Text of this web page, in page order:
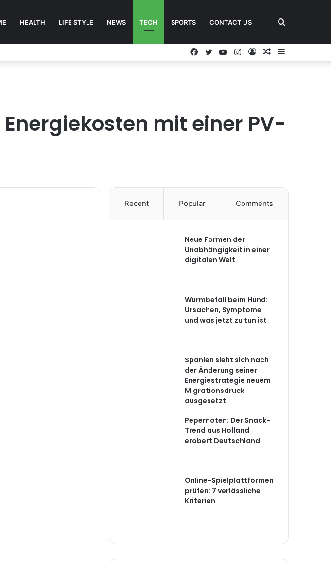
HEALTH LIFE STYLE NEWS TECH SPORTS CONTACT US Search
Random
Log
Instagram
YouTube
Twitter
Facebook
mit einer PV-
Recent Popular Comments
Neue Formen der
Unabhängigkeit in einer
digitalen Welt
Wurmbefall beim Hund:
Ursachen, Symptome
und was jetzt zu tun ist
Spanien sieht sich nach
der Änderung seiner
Energiestrategie neuem
Migrationsdruck
ausgesetzt
Pepernoten: Der Snack-
Trend aus Holland
erobert Deutschland
Online-Spielplattformen
prüfen: 7 verlässliche
Kriterien